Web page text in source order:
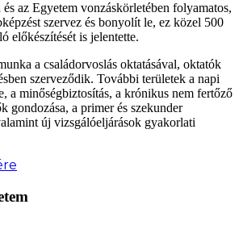
az Egyetem vonzáskörletében folyamatos,
szervez és bonyolít le, ez közel 500
előkészítését is jelentette.
a családorvoslás oktatásával, oktatók
szerveződik. További területek a napi
a minőségbiztosítás, a krónikus nem fertőző
gondozása, a primer és szekunder
új vizsgálóeljárások gyakorlati